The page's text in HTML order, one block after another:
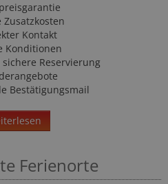
Kontakt
Konditionen
Reservierung
Bestätigungsmail
Ferienorte